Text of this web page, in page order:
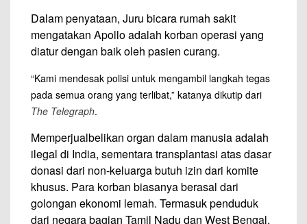
Dalam penyataan, Juru bicara rumah sakit
mengatakan Apollo adalah korban operasi yang
diatur dengan baik oleh pasien curang.
“Kami mendesak polisi untuk mengambil langkah tegas
pada semua orang yang terlibat,” katanya dikutip dari
The Telegraph.
Memperjualbelikan organ dalam manusia adalah
ilegal di India, sementara transplantasi atas dasar
donasi dari non-keluarga butuh izin dari komite
khusus. Para korban biasanya berasal dari
golongan ekonomi lemah. Termasuk penduduk
dari negara bagian Tamil Nadu dan West Bengal.